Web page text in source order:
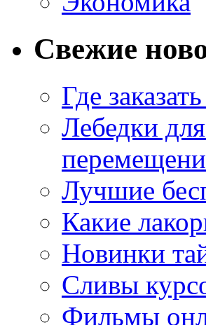
Свежие
Где
Лебедки
Лучшие
Какие
Новинки
Сливы
Фильмы